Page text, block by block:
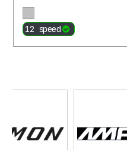
12 speed